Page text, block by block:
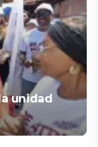
unidad